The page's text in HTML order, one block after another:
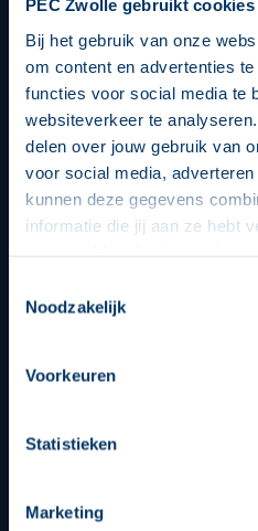
PEC Zwolle gebruikt cookies
Bij het gebruik van onze
om content en advertenties
functies voor social media te
websiteverkeer te
delen over jouw gebruik van
voor social media,
kunnen deze gegevens
informatie die jij aan ze hebt
op een veilige en integere
beheren op de privacy- en
Noodzakelijk
Voorkeuren
Statistieken
Marketing